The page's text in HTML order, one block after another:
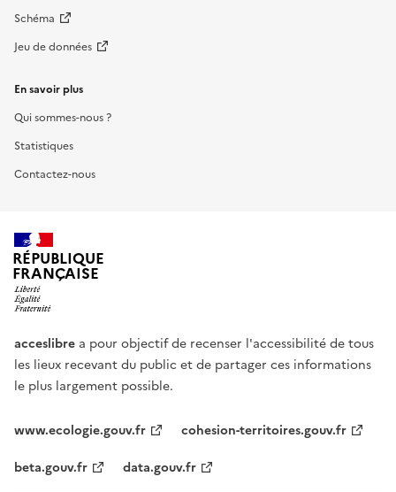
Schéma
Jeu de données
En savoir plus
Qui sommes-nous ?
Statistiques
Contactez-nous
RÉPUBLIQUE
FRANÇAISE
acceslibre a pour objectif de recenser l'accessibilité de tous
les lieux recevant du public et de partager ces informations
le plus largement possible.
www.ecologie.gouv.fr
cohesion-territoires.gouv.fr
beta.gouv.fr
data.gouv.fr